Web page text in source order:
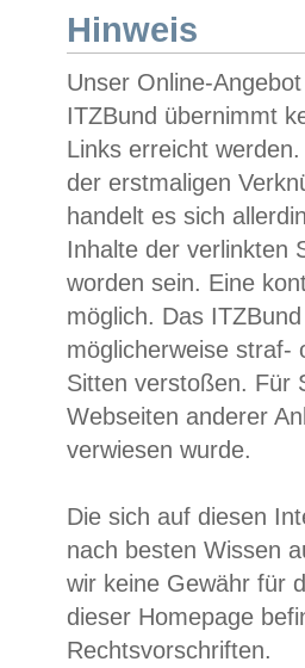
Hinweis
Unser Online-
ITZBund übernimmt
Links erreicht
der erstmaligen
handelt es sich
Inhalte der verlinkten
worden sein. Eine
möglich. Das
möglicherweise straf-
Sitten verstoßen. Für
Webseiten anderer
verwiesen wurde.
Die sich auf diesen
nach besten Wissen
wir keine Gewähr für
dieser Homepage
Rechtsvorschriften.